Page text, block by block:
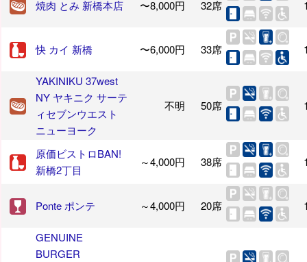
焼肉 とみ 新橋本店 〜8,000円 32席
快 カイ 新橋 〜6,000円 33席
YAKINIKU 37west
NY ヤキニク サーテ
ィセブンウエスト
ニューヨーク
不明 50席
原価ビストロBAN!
新橋2丁目
～4,000円 38席
Ponte ポンテ ～4,000円 20席
GENUINE
BURGER